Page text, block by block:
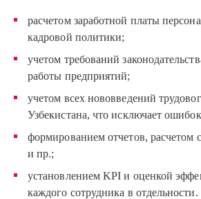
расчетом заработной платы
кадровой политики;
учетом требований
работы предприятий;
учетом всех нововведений
Узбекистана, что исключает
формированием отчетов, расчетом
и пр.;
установлением KPI и оценкой
каждого сотрудника в отдельности.